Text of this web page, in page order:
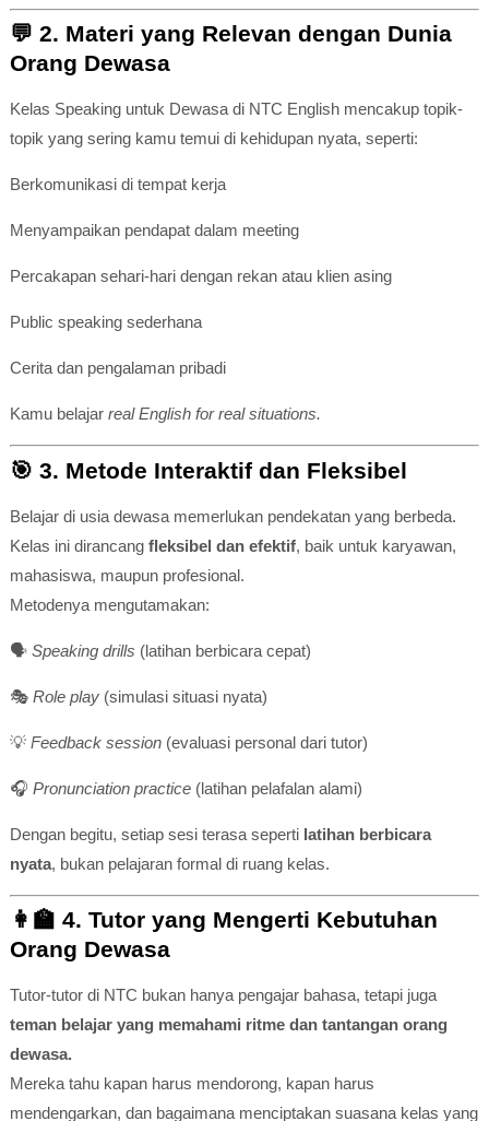
💬 2. Materi yang Relevan dengan Dunia
Orang Dewasa
Kelas Speaking untuk Dewasa di NTC English mencakup topik-
topik yang sering kamu temui di kehidupan nyata, seperti:
Berkomunikasi di tempat kerja
Menyampaikan pendapat dalam meeting
Percakapan sehari-hari dengan rekan atau klien asing
Public speaking sederhana
Cerita dan pengalaman pribadi
Kamu belajar real English for real situations.
🎯 3. Metode Interaktif dan Fleksibel
Belajar di usia dewasa memerlukan pendekatan yang berbeda.
Kelas ini dirancang fleksibel dan efektif, baik untuk karyawan,
mahasiswa, maupun profesional.
Metodenya mengutamakan:
🗣️ Speaking drills (latihan berbicara cepat)
🎭 Role play(simulasi situasi nyata)
💡 Feedback session(evaluasi personal dari tutor)
🎧 Pronunciation practice(latihan pelafalan alami)
Dengan begitu, setiap sesi terasa seperti latihan berbicara
nyata, bukan pelajaran formal di ruang kelas.
👩‍🏫 4. Tutor yang Mengerti Kebutuhan
Orang Dewasa
Tutor-tutor di NTC bukan hanya pengajar bahasa, tetapi juga
teman belajar yang memahami ritme dan tantangan orang
dewasa.
Mereka tahu kapan harus mendorong, kapan harus
mendengarkan, dan bagaimana menciptakan suasana kelas yang